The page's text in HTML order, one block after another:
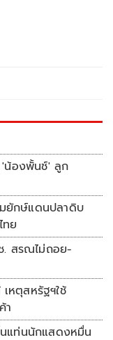
'น้องพั้นช์' ลูก
ยักษ์แดนปลาดิบ
ทย
-
หตุสหรัฐฯใช้
า
แท่นนักแสดงหมื่น